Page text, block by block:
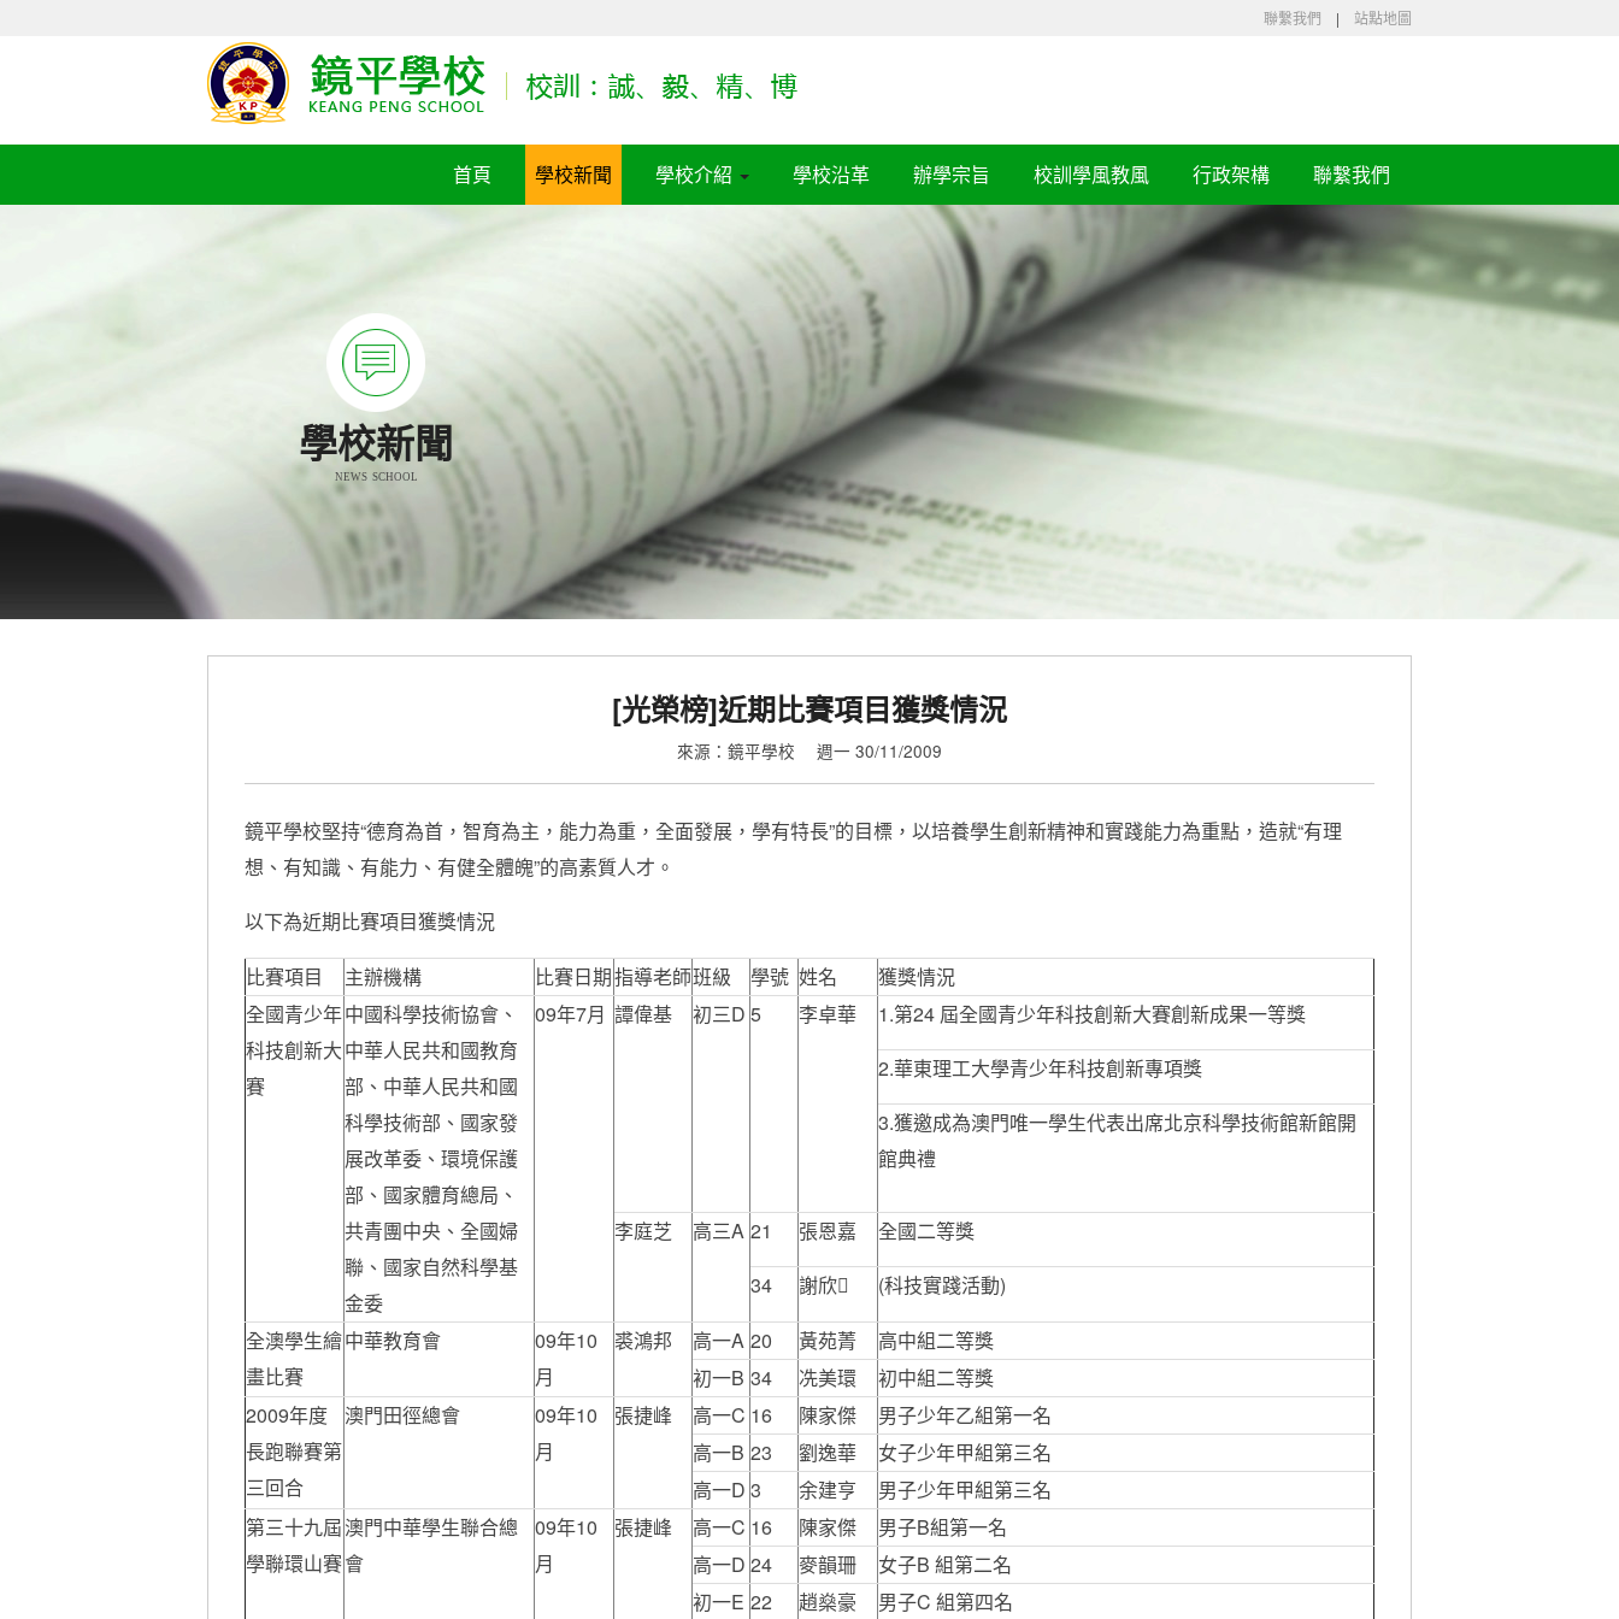
聯繫我們 | 站點地圖
首頁 學校新聞 學校介紹 學校沿革 辦學宗旨 校訓學風教風 行政架構 聯繫我們
學校新聞
NEWS SCHOOL
[光榮榜]近期比賽項目獲獎情況
來源：鏡平學校 週一 30/11/2009
鏡平學校堅持“德育為首，智育為主，能力為重，全面發展，學有特長”的目標，以培養學生創新精神和實踐能力為重點，造就“有理
想、有知識、有能力、有健全體魄”的高素質人才。
以下為近期比賽項目獲獎情況
比賽項目
主辦機構 比賽日期指導老師班級 學號 姓名
獲獎情況
全國青少年
科技創新大
賽
中國科學技術協會、
中華人民共和國教育
部、中華人民共和國
科學技術部、國家發
展改革委、環境保護
部、國家體育總局、
共青團中央、全國婦
聯、國家自然科學基
金委
09年7月 譚偉基 初三D 5 李卓華
1.第24 屆全國青少年科技創新大賽創新成果一等獎
2.華東理工大學青少年科技創新專項獎
3.獲邀成為澳門唯一學生代表出席北京科學技術館新館開
館典禮
李庭芝 高三A 21 張恩嘉
全國二等獎
34
謝欣
(科技實踐活動)
全澳學生繪
畫比賽
中華教育會
09年10
月
裘鴻邦 高一A 20 黃苑菁
高中組二等獎
初一B 34 冼美環
初中組二等獎
2009年度
長跑聯賽第
三回合
澳門田徑總會
09年10
月
張捷峰 高一C 16 陳家傑
男子少年乙組第一名
高一B 23 劉逸華
女子少年甲組第三名
高一D 3 余建亨
男子少年甲組第三名
第三十九屆
學聯環山賽
澳門中華學生聯合總
會
09年10
月
張捷峰 高一C 16 陳家傑
男子B組第一名
高一D 24 麥韻珊
女子B 組第二名
初一E 22 趙燊豪 男子C 組第四名